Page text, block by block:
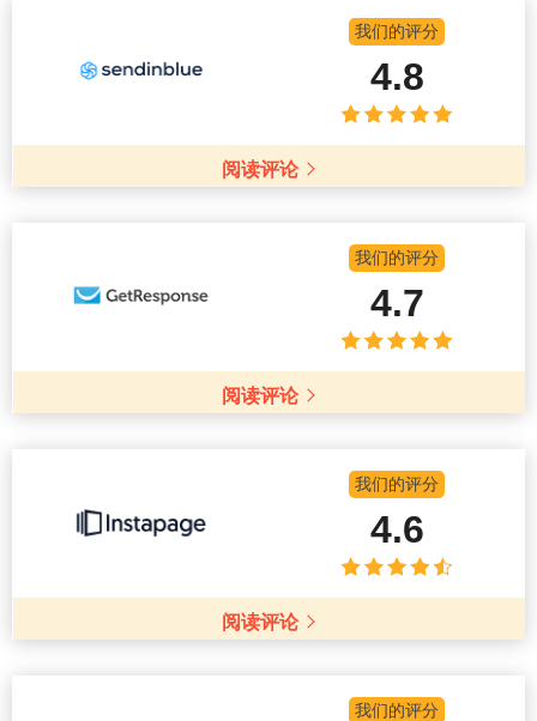
我们的评分
4.8
阅读评论
我们的评分
4.7
阅读评论
我们的评分
4.6
阅读评论
我们的评分